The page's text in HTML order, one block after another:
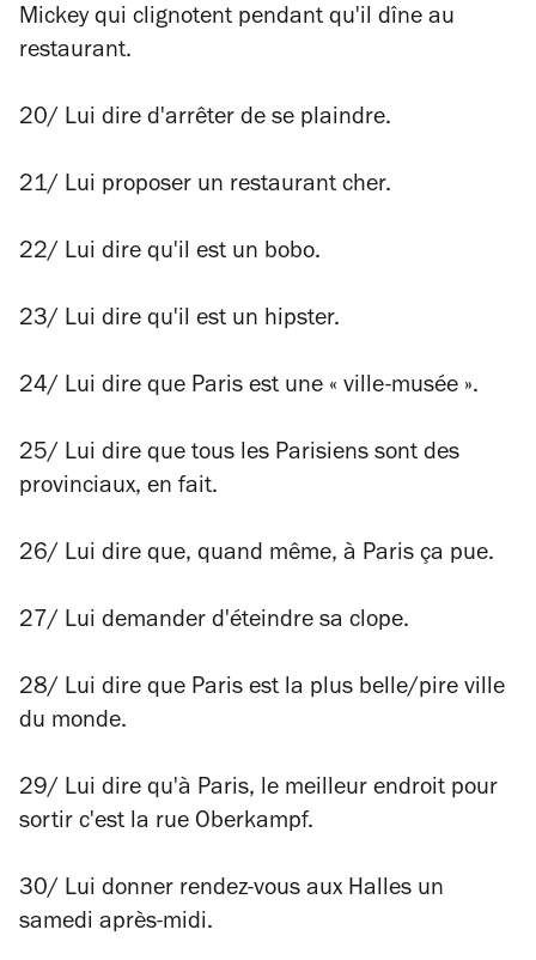
Mickey qui clignotent pendant qu'il dîne au
restaurant.
20/ Lui dire d'arrêter de se plaindre.
21/ Lui proposer un restaurant cher.
22/ Lui dire qu'il est un bobo.
23/ Lui dire qu'il est un hipster.
24/ Lui dire que Paris est une « ville-musée ».
25/ Lui dire que tous les Parisiens sont des
provinciaux, en fait.
26/ Lui dire que, quand même, à Paris ça pue.
27/ Lui demander d'éteindre sa clope.
28/ Lui dire que Paris est la plus belle/pire ville
du monde.
29/ Lui dire qu'à Paris, le meilleur endroit pour
sortir c'est la rue Oberkampf.
30/ Lui donner rendez-vous aux Halles un
samedi après-midi.